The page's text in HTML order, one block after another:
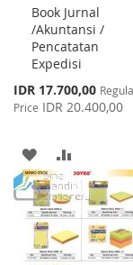
Book Jurnal
/Akuntansi /
Pencatatan
Expedisi
Special
Price
IDR 17.700,00
Price IDR 20.400,00
Cart
ADD
TO
WISH
LIST
TO